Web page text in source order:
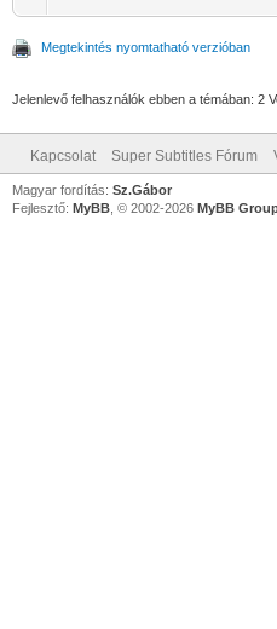
Megtekintés nyomtatható verzióban
Jelenlevő felhasználók ebben a témában: 2
Kapcsolat Super Subtitles Fórum
Magyar fordítás: Sz.Gábor
Fejlesztő: MyBB , © 2002-2026 MyBB